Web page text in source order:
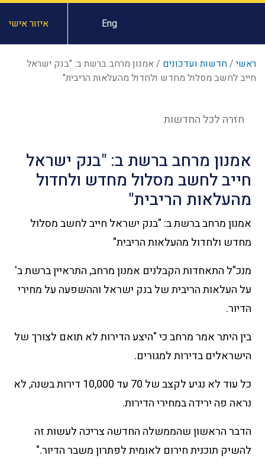
Eng איזור אישי
ראשי /חדשות ועדכונים /אמנון מרחב ברשת ב: "בנק ישראל
חייב לחשב מסלול מחדש ולחדול מהעלאות הריבית"
חזרה לכל החדשות
אמנון מרחב ברשת ב: "בנק ישראל
חייב לחשב מסלול מחדש ולחדול
מהעלאות הריבית"
אמנון מרחב ברשת ב: "בנק ישראל חייב לחשב מסלול
מחדש ולחדול מהעלאות הריבית"
מנכ"ל התאחדות הקבלנים אמנון מרחב, התראיין ברשת ב'
על העלאות הריבית של בנק ישראל וההשפעה על מחירי
הדיור.
בין היתר אמר מרחב כי "היצע הדירות לא תואם לצורך של
הישראלים בדירות למגורים.
כל עוד לא נגיע לקצב של 70 עד 10,000 דירות בשנה, לא
נראה פה ירידה במחירי הדירות.
הדבר הראשון שהממשלה החדשה צריכה לעשות זה
להשיק תוכנית חירום לאומית לפתרון משבר הדיור."